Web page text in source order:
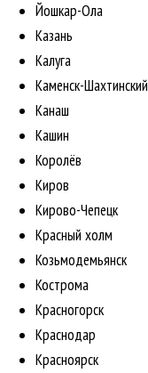
Йошкар-Ола
Казань
Калуга
Каменск-Шахтинский
Канаш
Кашин
Королёв
Киров
Кирово-Чепецк
Красный холм
Козьмодемьянск
Кострома
Красногорск
Краснодар
Красноярск